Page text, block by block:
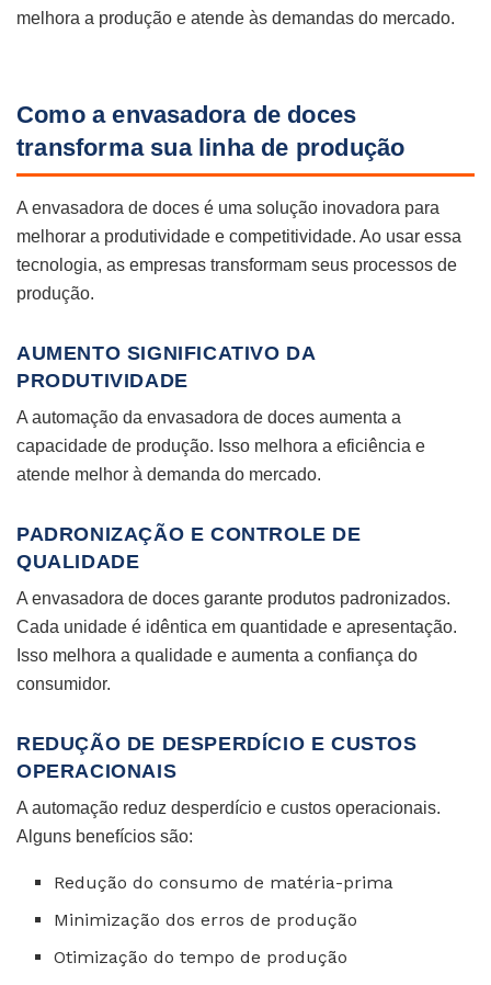
melhora a produção e atende às demandas do mercado.
Como a envasadora de doces
transforma sua linha de produção
A envasadora de doces é uma solução inovadora para
melhorar a produtividade e competitividade. Ao usar essa
tecnologia, as empresas transformam seus processos de
produção.
AUMENTO SIGNIFICATIVO DA
PRODUTIVIDADE
A automação da envasadora de doces aumenta a
capacidade de produção. Isso melhora a eficiência e
atende melhor à demanda do mercado.
PADRONIZAÇÃO E CONTROLE DE
QUALIDADE
A envasadora de doces garante produtos padronizados.
Cada unidade é idêntica em quantidade e apresentação.
Isso melhora a qualidade e aumenta a confiança do
consumidor.
REDUÇÃO DE DESPERDÍCIO E CUSTOS
OPERACIONAIS
A automação reduz desperdício e custos operacionais.
Alguns benefícios são:
Redução do consumo de matéria-prima
Minimização dos erros de produção
Otimização do tempo de produção